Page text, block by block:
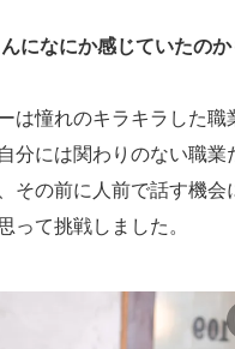
になにか感じていたのか
は憧れのキラキラした
分には関わりのない職
その前に人前で話す機
って挑戦しました。